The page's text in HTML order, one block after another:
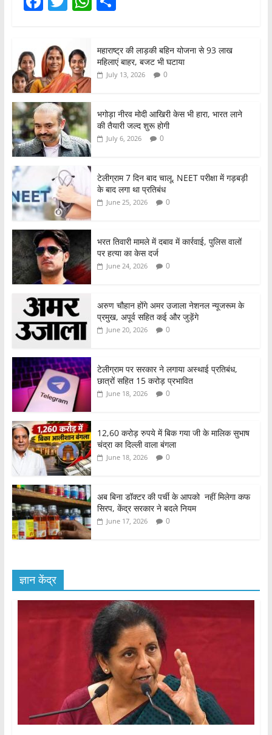
c
e
b
o
o
k
er s
A
p
ar
e
महाराष्ट्र की लाड़की बहिन योजना से 93 लाख
महिलाएं बाहर, बजट भी घटाया
July 13, 2026 0
भगोड़ा नीरव मोदी आखिरी केस भी हारा, भारत लाने
की तैयारी जल्द शुरू होगी
July 6, 2026 0
टेलीग्राम 7 दिन बाद चालू, NEET परीक्षा में गड़बड़ी
के बाद लगा था प्रतिबंध
June 25, 2026 0
भरत तिवारी मामले में दबाव में कार्रवाई, पुलिस वालों
पर हत्या का केस दर्ज
June 24, 2026 0
अरुण चौहान होंगे अमर उजाला नेशनल न्यूजरूम के
प्रमुख, अपूर्व सहित कई और जुड़ेंगे
June 20, 2026 0
टेलीग्राम पर सरकार ने लगाया अस्थाई प्रतिबंध,
छात्रों सहित 15 करोड़ प्रभावित
June 18, 2026 0
12,60 करोड़ रुपये में बिक गया जी के मालिक सुभाष
चंद्रा का दिल्ली वाला बंगला
June 18, 2026 0
अब बिना डॉक्टर की पर्ची के आपको नहीं मिलेगा कफ
सिरप, केंद्र सरकार ने बदले नियम
June 17, 2026 0
ज्ञान केंद्र